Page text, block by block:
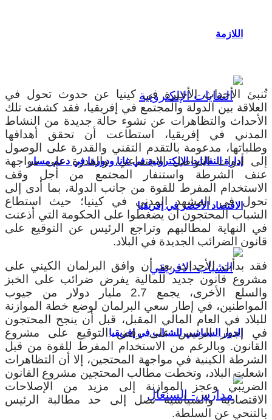
اللازمة
إدارة النفايات الإلكترونية في غانا ودورها في دعم مسار
الاقتصاد الأخضر في إفريقيا
الدور السياسي للشباب في إفريقيا
تُنبئ الأحداث الأخيرة في كينيا عن حدوث تحول في
العلاقة بين الدولة والمجتمع في إفريقيا، فقد كشفت تلك
الأحداث والتظاهرات عن نشوء حالة جديدة من النشاط
المدني في إفريقيا، استطاعت أن تحقق أهدافها
وطلباتها، مدعومة بالتقدم التقني والقدرة على الوصول
إلى أدوات التواصل الاجتماعي، والقدرة على مواجهة
عنف الشرطة واستنفار المجتمع من أجل وقف
الاستخدام المفرط للقوة من جانب الدولة، بما أدى إلى
تحول في المشهد المدني في كينيا؛ حيث استطاع
الشباب المحتجون أن يضغطوا على الحكومة التي أذعنت
في النهاية لمطالبهم وتراجع الرئيس عن التوقيع على
قانون الضرائب الجديدة في البلاد.
فقد بدأت الأحداث بعد أن وافق البرلمان الكيني على
مشروع قانون جديد للمالية يفرض ضرائب على الخبز
والسلع الأخرى، يجمع 2.7 مليار دولار من جيوب
المواطنين، في إطار سعي البرلمان لوضع خطة الموازنة
للبلاد في العام المالي المقبل، قبل أن ينجح المحتجون
في إجبار الرئيس على رفض التوقيع على مشروع
القانون. وبالرغم من الاستخدام المفرط للقوة من قبل
الشرطة الكينية في مواجهة المحتجين، إلا أن التظاهرات
اشعلت البلاد، وتخطت مطالب المحتجين مشروع القانون
الضريبي وعجز الموازنة إلى مزيد من الإصلاحات
الاقتصادية والسياسية تصل إلى حد مطالبة الرئيس
بالتنحي عن السلطة.